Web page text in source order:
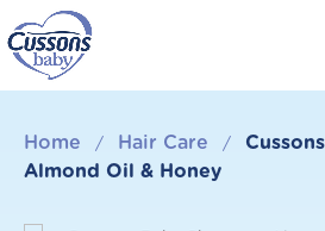
to
content
Home / Hair Care /
Almond Oil & Honey